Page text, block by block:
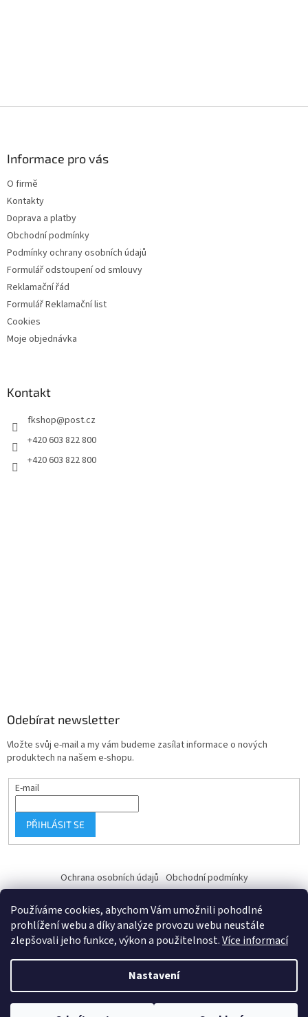
Používáme cookies, abychom Vám umožnili pohodlné
prohlížení webu a díky analýze provozu webu neustále
zlepšovali jeho funkce, výkon a použitelnost.Více informací
Nastavení
Informace pro vás
O firmě
Kontakty
Doprava a platby
Obchodní podmínky
Podmínky ochrany osobních údajů
Formulář odstoupení od smlouvy
Reklamační řád
Formulář Reklamační list
Cookies
Moje objednávka
Kontakt
fkshop@post.cz
+420 603 822 800
+420 603 822 800
Odebírat newsletter
Vložte svůj e-mail a my vám budeme zasílat informace o nových
produktech na našem e-shopu.
E-mail
PŘIHLÁSIT SE
Ochrana osobních údajů Obchodní podmínky
Copyright 2026Fk-shop.cz. Všechna práva vyhrazena.Upravit